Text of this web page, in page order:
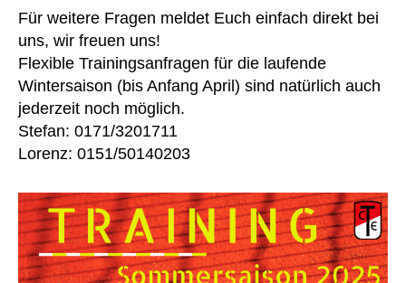
Für weitere Fragen meldet Euch einfach direkt bei
uns, wir freuen uns!
Flexible Trainingsanfragen für die laufende
Wintersaison (bis Anfang April) sind natürlich auch
jederzeit noch möglich.
Stefan: 0171/3201711
Lorenz: 0151/50140203